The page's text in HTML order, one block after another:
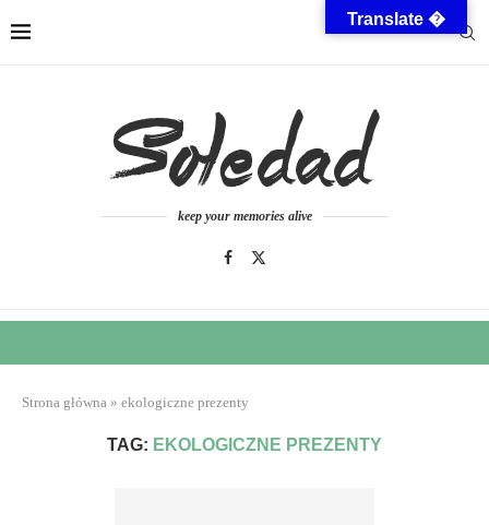
keep your memories alive
Strona główna » ekologiczne prezenty
TAG: EKOLOGICZNE PREZENTY
Translate �